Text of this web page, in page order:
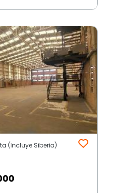
(Incluye Siberia)